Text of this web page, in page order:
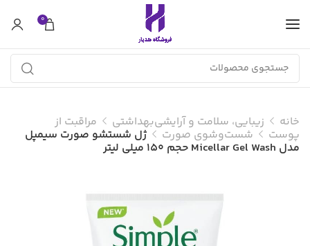
0
خانه زیبایی، سلامت و آرایشی‌بهداشتی مراقبت از
پوست شست‌وشوی صورت ژل شستشو صورت سیمپل
مدل Micellar Gel Wash حجم 150 میلی لیتر